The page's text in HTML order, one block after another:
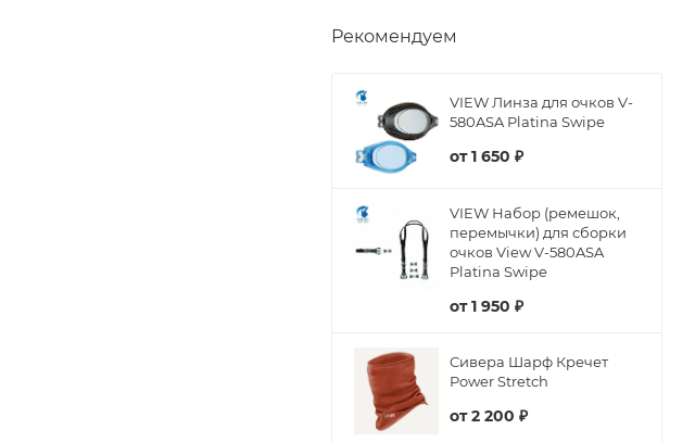
Рекомендуем
VIEW Линза для очков V-
580ASA Platina Swipe
от1 650 ₽
VIEW Набор (ремешок,
перемычки) для сборки
очков View V-580ASA
Platina Swipe
от1 950 ₽
Сивера Шарф Кречет
Power Stretch
от2 200 ₽